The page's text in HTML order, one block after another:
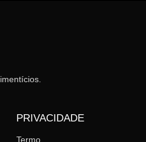
PRIVACIDADE
Termo